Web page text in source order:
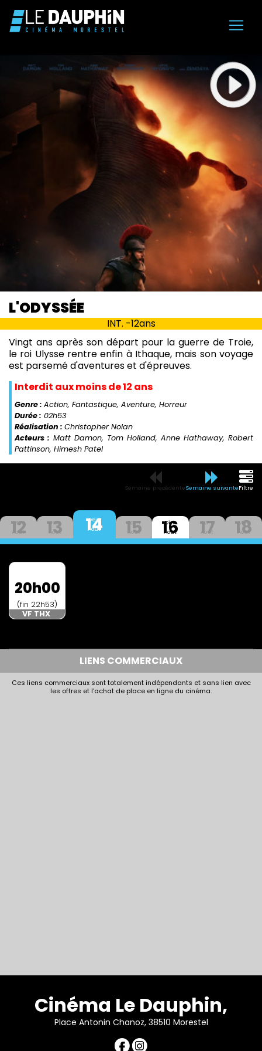
L'ODYSSÉE
INT. -12ans
Vingt ans après son départ pour la guerre de Troie,
le roi Ulysse rentre enfin à Ithaque, mais son voyage
est parsemé d'aventures et d'épreuves.
Interdit aux moins de 12 ans
Genre : Action, Fantastique, Aventure, Horreur
Durée : 02h53
Réalisation : Christopher Nolan
Acteurs : Matt Damon, Tom Holland, Anne Hathaway, Robert
Pattinson, Himesh Patel
Semaine précédenteSemaine suivanteFiltre
Mer
12
Aout
Jeu
13
Aout
Ven
14
Aout
Sam
15
Aout
Dim
16
Aout
Lun
17
Aout
Mar
18
Aout
20h00
(fin 22h53)
VF THX
LIENS COMMERCIAUX
Ces liens commerciaux sont totalement indépendants et sans lien avec
les offres et l'achat de place en ligne du cinéma.
Cinéma Le Dauphin,
Place Antonin Chanoz, 38510 Morestel